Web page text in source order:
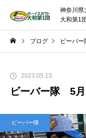
神奈川県
大和第1
ブログ ビーバー
2023.05.13
ビーバー隊 5
ビーバー隊